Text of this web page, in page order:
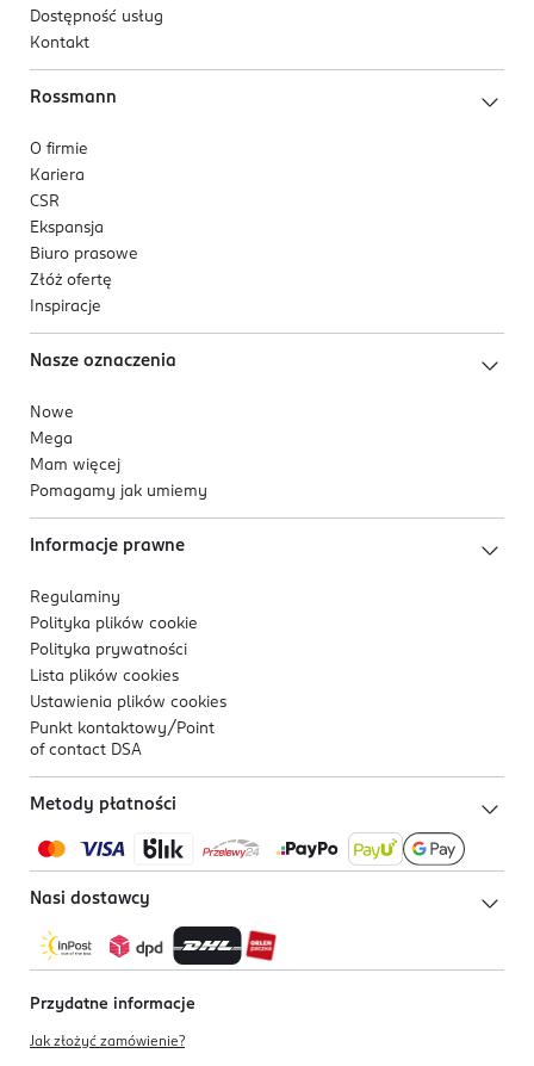
Dostępność usług
Kontakt
Rossmann
O firmie
Kariera
CSR
Ekspansja
Biuro prasowe
Złóż ofertę
Inspiracje
Nasze oznaczenia
Nowe
Mega
Mam więcej
Pomagamy jak umiemy
Informacje prawne
Regulaminy
Polityka plików cookie
Polityka prywatności
Lista plików cookies
Ustawienia plików cookies
Punkt kontaktowy/ Point
of contact DSA
Metody płatności
Nasi dostawcy
Przydatne informacje
Jak złożyć zamówienie?